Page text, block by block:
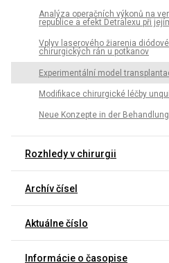
Analýza operačních výkonů na
republice a efekt Detralexu při
Vplyv laserového žiarenia
chirurgických rán u potkanov
Experimentální model
Modifikace chirurgické léčby
Neue Konzepte in der
Rozhledy v chirurgii
Archív čísel
Aktuálne číslo
Informácie o časopise